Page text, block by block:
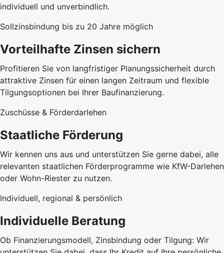
individuell und unverbindlich.
Sollzinsbindung bis zu 20 Jahre möglich
Vorteilhafte Zinsen sichern
Profitieren Sie von langfristiger Planungssicherheit durch
attraktive Zinsen für einen langen Zeitraum und flexible
Tilgungsoptionen bei Ihrer Baufinanzierung.
Zuschüsse & Förderdarlehen
Staatliche Förderung
Wir kennen uns aus und unterstützen Sie gerne dabei, alle
relevanten staatlichen Förderprogramme wie KfW-Darlehen
oder Wohn-Riester zu nutzen.
Individuell, regional & persönlich
Individuelle Beratung
Ob Finanzierungsmodell, Zinsbindung oder Tilgung: Wir